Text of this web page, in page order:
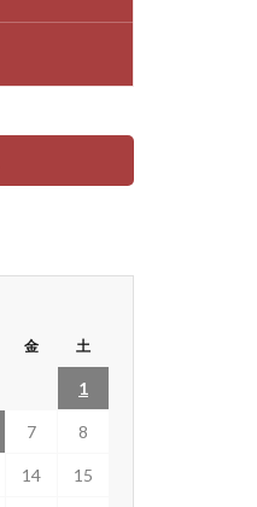
金 土
1
7 8
14 15